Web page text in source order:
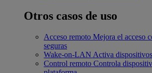
Otros casos de uso
Acceso remoto Mejora el acceso
seguras
Wake-on-LAN Activa
Control remoto Controla